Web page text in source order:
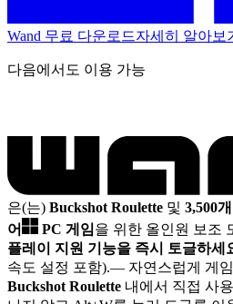
Wand 무료 다운로드자세히 알아보
다음에서도 이용 가능
은(는) Buckshot Roulette 및 3,500
어
PC 게임을 위한 올인원 보조
플레이 지원 기능을 즉시 토글하세
속도 설정 포함).— 자연스럽게 게
Buckshot Roulette 내에서 직접 사